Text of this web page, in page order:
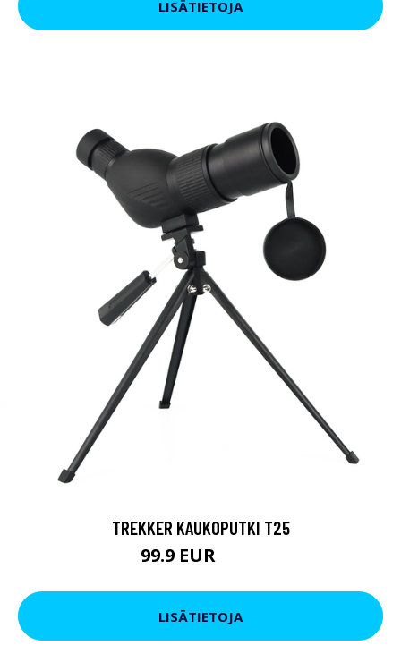
LISÄTIETOJA
TREKKER KAUKOPUTKI T25
99.9 EUR
LISÄTIETOJA